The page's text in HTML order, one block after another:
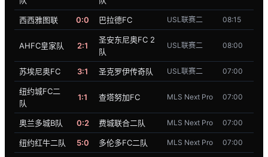
西西雅图联 0:0 巴拉德FC USL联赛二 08:15
AHFC皇家队 2:1
圣安东尼奥FC 2
队
USL联赛二 08:00
苏埃尼奥FC 3:1 圣克罗伊传奇队 USL联赛二 07:00
纽约城FC二
队
1:1 查塔努加FC MLS Next Pro 07:00
奥兰多城B队 0:2 费城联合二队 MLS Next Pro 07:00
纽约红牛二队 5:0 多伦多FC二队 MLS Next Pro 07:00